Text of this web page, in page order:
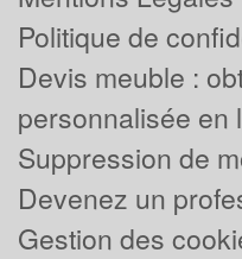
Politique de
Devis meuble :
personnalisée en
Suppression de
Devenez un
Gestion des